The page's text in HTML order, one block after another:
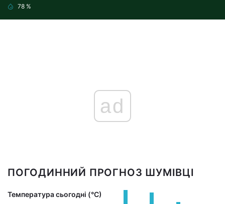
78 %
ad
ПОГОДИННИЙ ПРОГНОЗ ШУМІВЦІ
Температура сьогодні (°С)